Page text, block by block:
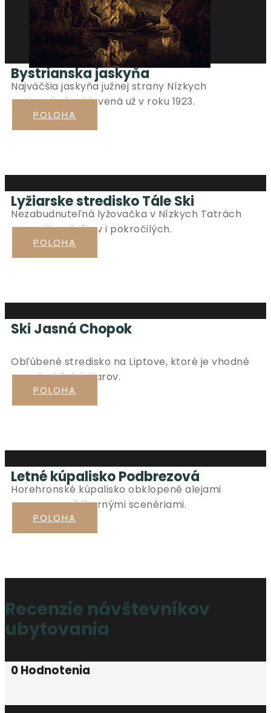
Bystrianska jaskyňa
Najväčšia jaskyňa južnej strany Nízkych
Tatiermbola objavená už v roku 1923.
POLOHA
Lyžiarske stredisko Tále Ski
Nezabudnuteľná lyžovačka v Nízkych Tatrách
pre začiatočníkov i pokročilých.
POLOHA
Ski Jasná Chopok
Obľúbené stredisko na Liptove, ktoré je vhodné
pre všetkých lyžiarov.
POLOHA
Letné kúpalisko Podbrezová
Horehronské kúpalisko obklopené alejami
stromov a nádhernými scenériami.
POLOHA
Recenzie návštevníkov
ubytovania
0 Hodnotenia